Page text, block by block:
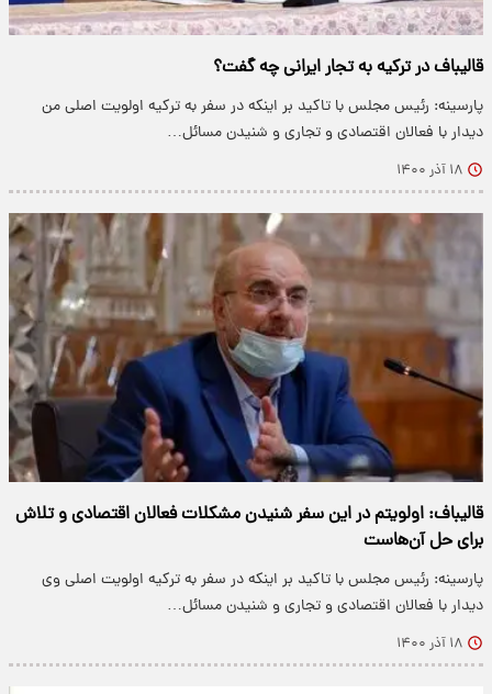
قالیباف در ترکیه به تجار ایرانی چه گفت؟
پارسینه: رئیس مجلس با تاکید بر اینکه در سفر به ترکیه اولویت اصلی من
دیدار با فعالان اقتصادی و تجاری و شنیدن مسائل…
۱۸ آذر ۱۴۰۰
قالیباف: اولویتم در این سفر شنیدن مشکلات فعالان اقتصادی و تلاش
برای حل آن‌هاست
پارسینه: رئیس مجلس با تاکید بر اینکه در سفر به ترکیه اولویت اصلی وی
دیدار با فعالان اقتصادی و تجاری و شنیدن مسائل…
۱۸ آذر ۱۴۰۰